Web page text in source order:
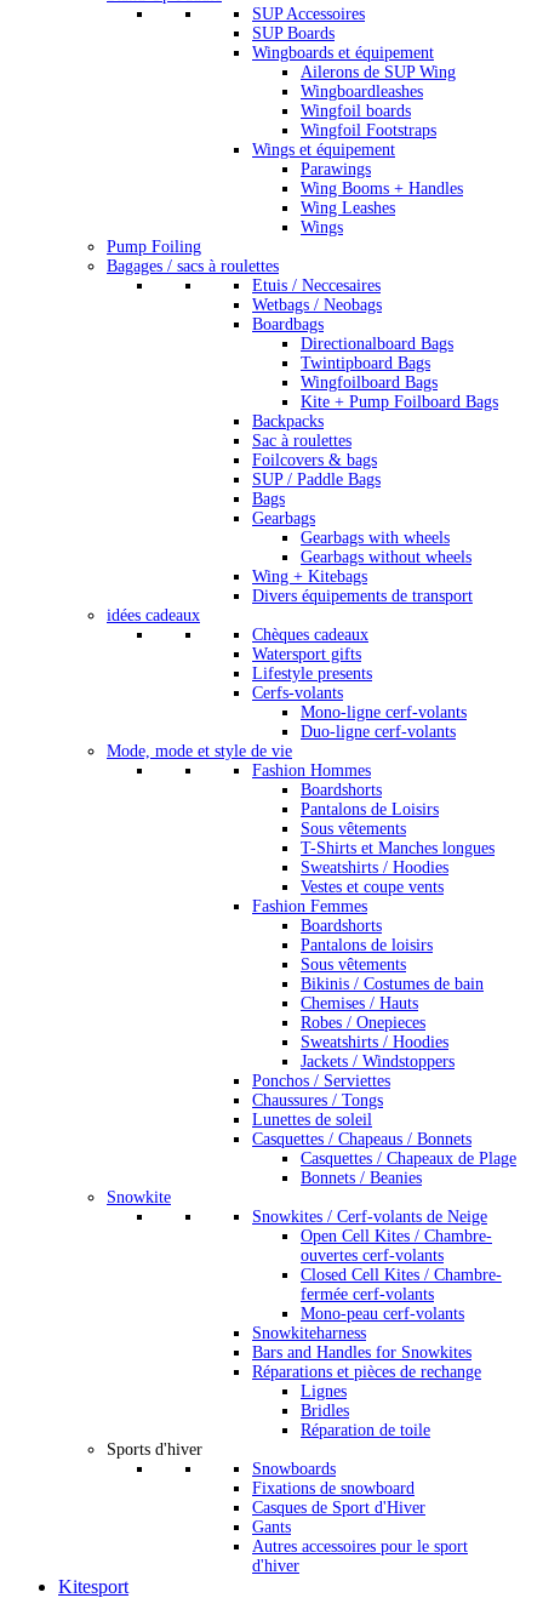
SUP Accessoires
SUP Boards
Wingboards et équipement
Ailerons de SUP Wing
Wingboardleashes
Wingfoil boards
Wingfoil Footstraps
Wings et équipement
Parawings
Wing Booms + Handles
Wing Leashes
Wings
Pump Foiling
Bagages / sacs à roulettes
Etuis / Neccesaires
Wetbags / Neobags
Boardbags
Directionalboard Bags
Twintipboard Bags
Wingfoilboard Bags
Kite + Pump Foilboard Bags
Backpacks
Sac à roulettes
Foilcovers & bags
SUP / Paddle Bags
Bags
Gearbags
Gearbags with wheels
Gearbags without wheels
Wing + Kitebags
Divers équipements de transport
idées cadeaux
Chèques cadeaux
Watersport gifts
Lifestyle presents
Cerfs-volants
Mono-ligne cerf-volants
Duo-ligne cerf-volants
Mode, mode et style de vie
Fashion Hommes
Boardshorts
Pantalons de Loisirs
Sous vêtements
T-Shirts et Manches longues
Sweatshirts / Hoodies
Vestes et coupe vents
Fashion Femmes
Boardshorts
Pantalons de loisirs
Sous vêtements
Bikinis / Costumes de bain
Chemises / Hauts
Robes / Onepieces
Sweatshirts / Hoodies
Jackets / Windstoppers
Ponchos / Serviettes
Chaussures / Tongs
Lunettes de soleil
Casquettes / Chapeaus / Bonnets
Casquettes / Chapeaux de Plage
Bonnets / Beanies
Snowkite
Snowkites / Cerf-volants de Neige
Open Cell Kites / Chambre-
ouvertes cerf-volants
Closed Cell Kites / Chambre-
fermée cerf-volants
Mono-peau cerf-volants
Snowkiteharness
Bars and Handles for Snowkites
Réparations et pièces de rechange
Lignes
Bridles
Réparation de toile
Sports d'hiver
Snowboards
Fixations de snowboard
Casques de Sport d'Hiver
Gants
Autres accessoires pour le sport
d'hiver
Kitesport